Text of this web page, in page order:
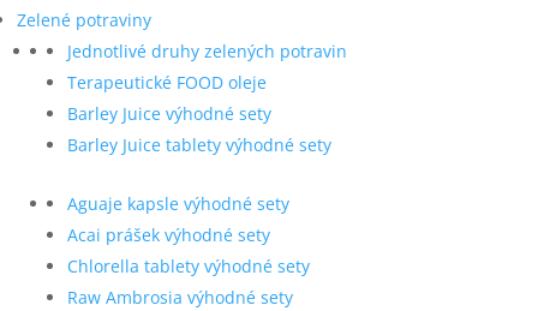
Zelené potraviny
Jednotlivé druhy zelených potravin
Terapeutické FOOD oleje
Barley Juice výhodné sety
Barley Juice tablety výhodné sety
Aguaje kapsle výhodné sety
Acai prášek výhodné sety
Chlorella tablety výhodné sety
Raw Ambrosia výhodné sety